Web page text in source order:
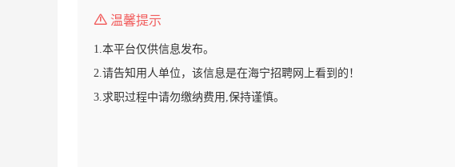
温馨提示
1.本平台仅供信息发布。
2.请告知用人单位，该信息是在海宁招聘网上看到的！
3.求职过程中请勿缴纳费用,保持谨慎。